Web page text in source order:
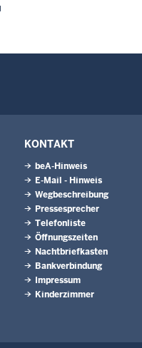
KONTAKT
beA-Hinweis
E-Mail - Hinweis
Wegbeschreibung
Pressesprecher
Telefonliste
Öffnungszeiten
Nachtbriefkasten
Bankverbindung
Impressum
Kinderzimmer